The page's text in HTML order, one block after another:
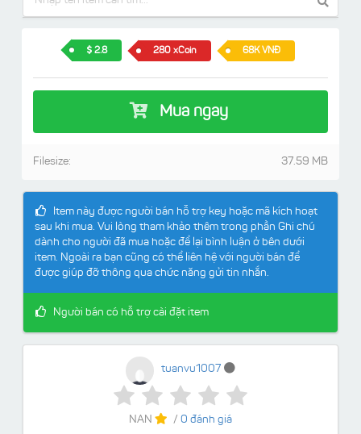
2.8 280 xCoin 68K VNĐ
Mua ngay
37.59 MB
Filesize:
Item này được người bán hỗ trợ key hoặc mã kích hoạt
sau khi mua. Vui lòng tham khảo thêm trong phần Ghi chú
dành cho người đã mua hoặc để lại bình luận ở bên dưới
item. Ngoài ra bạn cũng có thể liên hệ với người bán để
được giúp đỡ thông qua chức năng gửi tin nhắn.
Người bán có hỗ trợ cài đặt item
tuanvu1007
NAN / 0 đánh giá